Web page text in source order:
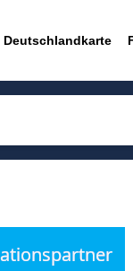
Deutschlandkarte